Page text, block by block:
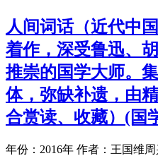
人间词话（近代中
着作，深受鲁迅、
推崇的国学大师。
体，弥缺补遗，由
合赏读、收藏）(国
年份：2016年 作者：王国维